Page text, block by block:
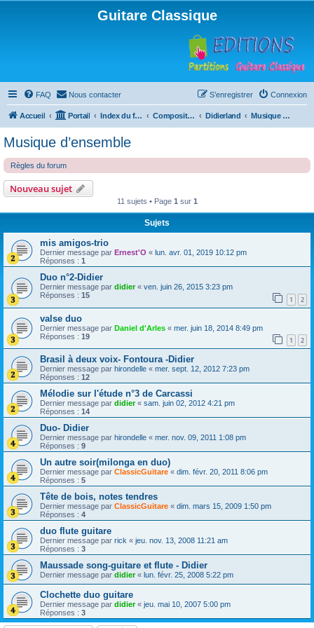
Guitare Classique
FAQ Nous contacter Connexion
S’enregistrer
Accueil Portail Index du forum Compositions Didierland Musique d’ensemble
Musique d’ensemble
Règles du forum
Nouveau sujet
11 sujets • Page 1 sur 1
Sujets
mis amigos-trio
Dernier message par Ernest'O « lun. avr. 01, 2019 10:12 pm
Réponses : 1
Duo n°2-Didier
Dernier message par didier« ven. juin 26, 2015 3:23 pm
Réponses : 15 1 2
valse duo
Dernier message par Daniel d'Arles « mer. juin 18, 2014 8:49 pm
Réponses : 19 1 2
Brasil à deux voix- Fontoura -Didier
Dernier message par hirondelle « mer. sept. 12, 2012 7:23 pm
Réponses : 12
Mélodie sur l'étude n°3 de Carcassi
Dernier message par didier« sam. juin 02, 2012 4:21 pm
Réponses : 14
Duo- Didier
Dernier message par hirondelle « mer. nov. 09, 2011 1:08 pm
Réponses : 9
Un autre soir(milonga en duo)
Dernier message par ClassicGuitare « dim. févr. 20, 2011 8:06 pm
Réponses : 5
Tête de bois, notes tendres
Dernier message par ClassicGuitare « dim. mars 15, 2009 1:50 pm
Réponses : 4
duo flute guitare
Dernier message par rick « jeu. nov. 13, 2008 11:21 am
Réponses : 3
Maussade song-guitare et flute - Didier
Dernier message par didier« lun. févr. 25, 2008 5:22 pm
Clochette duo guitare
Dernier message par didier« jeu. mai 10, 2007 5:00 pm
Réponses : 3